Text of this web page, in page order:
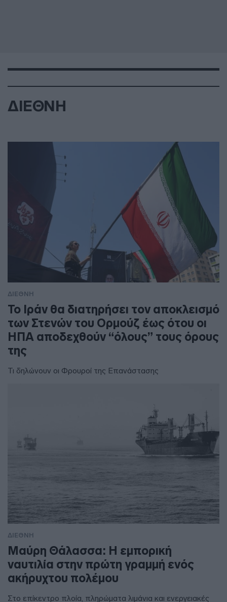
ΔΙΕΘΝΗ
ΔΙΕΘΝΗ
To Ιράν θα διατηρήσει τον αποκλεισμό
των Στενών του Ορμούζ έως ότου οι
ΗΠΑ αποδεχθούν “όλους” τους όρους
της
Τι δηλώνουν οι Φρουροί της Επανάστασης
ΔΙΕΘΝΗ
Μαύρη Θάλασσα: Η εμπορική
ναυτιλία στην πρώτη γραμμή ενός
ακήρυχτου πολέμου
Στο επίκεντρο πλοία, πληρώματα λιμάνια και ενεργειακές